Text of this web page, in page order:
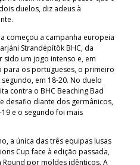
duelos, diz adeus à
começou a campanha europeia
Strandépítök BHC, da
sido um jogo intenso e, em
para os portugueses, o primeiro
em 18-20. No duelo
contra o BHC Beaching Bad
desafio diante dos germânicos,
e o segundo foi mais
a única das três equipas lusas
Cup face à edição passada,
por moldes idênticos. A